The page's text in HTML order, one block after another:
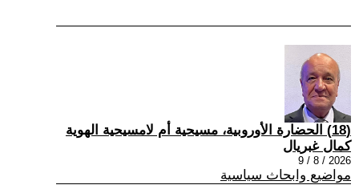
(18) الحضارة الأوروبية، مسيحية أم لامسيحية الهوية
كمال غبريال
2026 / 8 / 9
مواضيع وابحاث سياسية